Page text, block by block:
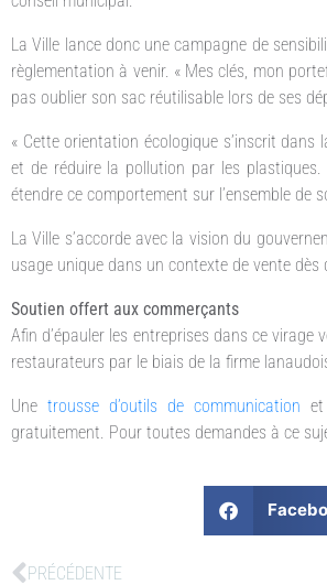
La Ville lance donc une campagne de
règlementation à venir. « Mes clés, mon
pas oublier son sac réutilisable lors de ses
« Cette orientation écologique s’inscrit
et de réduire la pollution par les
étendre ce comportement sur l’ensemble de
La Ville s’accorde avec la vision du
usage unique dans un contexte de vente dès
Soutien offert aux commerçants
Afin d’épauler les entreprises dans ce
restaurateurs par le biais de la firme
Unetrousse d’outils de communication
gratuitement. Pour toutes demandes à ce
PRÉCÉDENTE